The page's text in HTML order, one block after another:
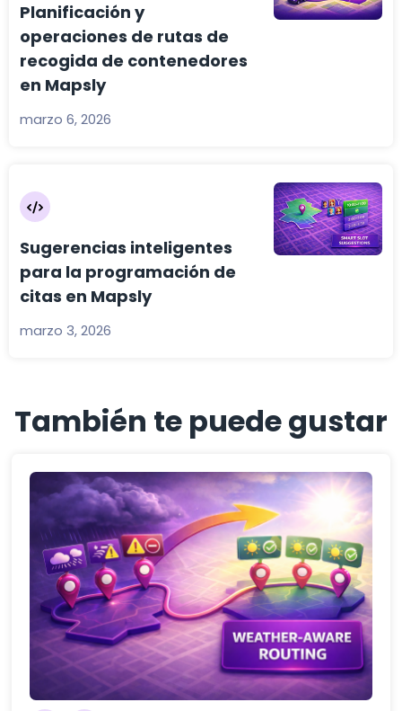
Planificación y
operaciones de rutas de
recogida de contenedores
en Mapsly
marzo 6, 2026
Sugerencias inteligentes
para la programación de
citas en Mapsly
marzo 3, 2026
También te puede gustar